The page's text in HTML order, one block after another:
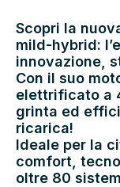
Scopri la
mild-hybrid:
innovazione,
Con il suo
elettrificato a
grinta ed
ricarica!
Ideale per la
comfort,
oltre 80